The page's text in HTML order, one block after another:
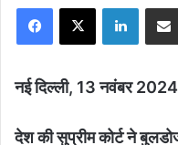
Facebook
X
नई दिल्ली, 13 नवंबर
देश की सुप्रीम कोर्ट ने